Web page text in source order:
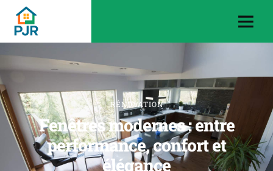
RÉNOVATION
Fenêtres modernes : entre
performance, confort et
élégance